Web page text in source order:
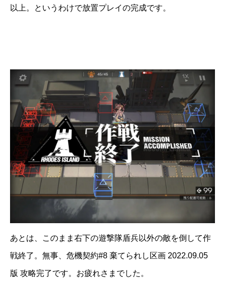
以上。というわけで放置プレイの完成です。
あとは、このまま右下の遊撃隊盾兵以外の敵を倒して作
戦終了。無事、危機契約#8 棄てられし区画 2022.09.05
版 攻略完了です。お疲れさまでした。